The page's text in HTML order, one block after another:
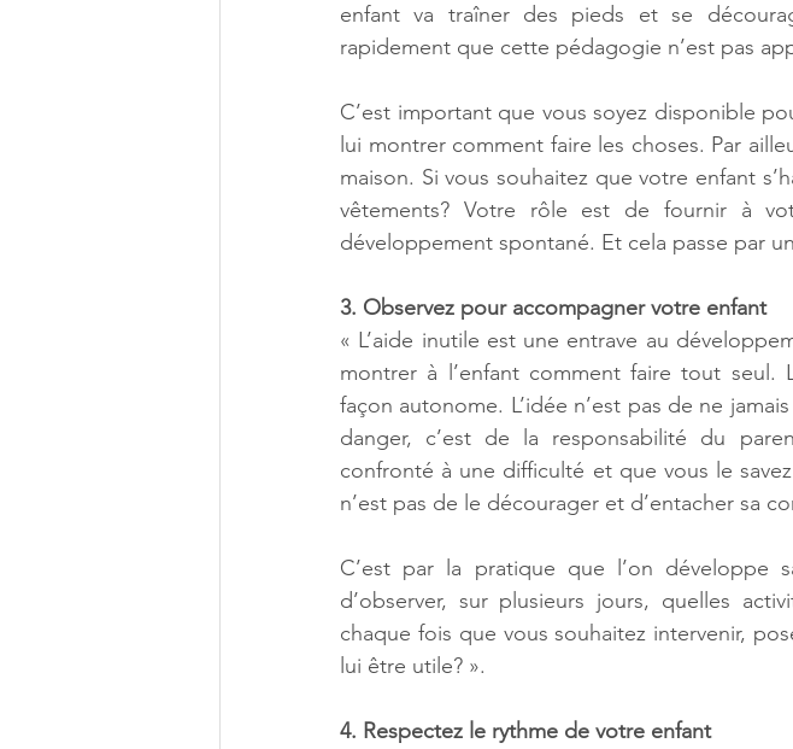
enfant va traîner des pieds et se
rapidement que cette pédagogie n’est pas
C’est important que vous soyez disponible
lui montrer comment faire les choses. Par
maison. Si vous souhaitez que votre enfant
vêtements? Votre rôle est de fournir à
développement spontané. Et cela passe par
3. Observez pour accompagner votre enfant
« L’aide inutile est une entrave au
montrer à l’enfant comment faire tout
façon autonome. L’idée n’est pas de ne
danger, c’est de la responsabilité du
confronté à une difficulté et que vous le
n’est pas de le décourager et d’entacher sa
C’est par la pratique que l’on développe
d’observer, sur plusieurs jours, quelles
chaque fois que vous souhaitez intervenir,
lui être utile? ».
4. Respectez le rythme de votre enfant